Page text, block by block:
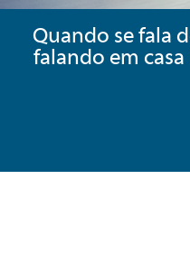
Quando se fala
falando em